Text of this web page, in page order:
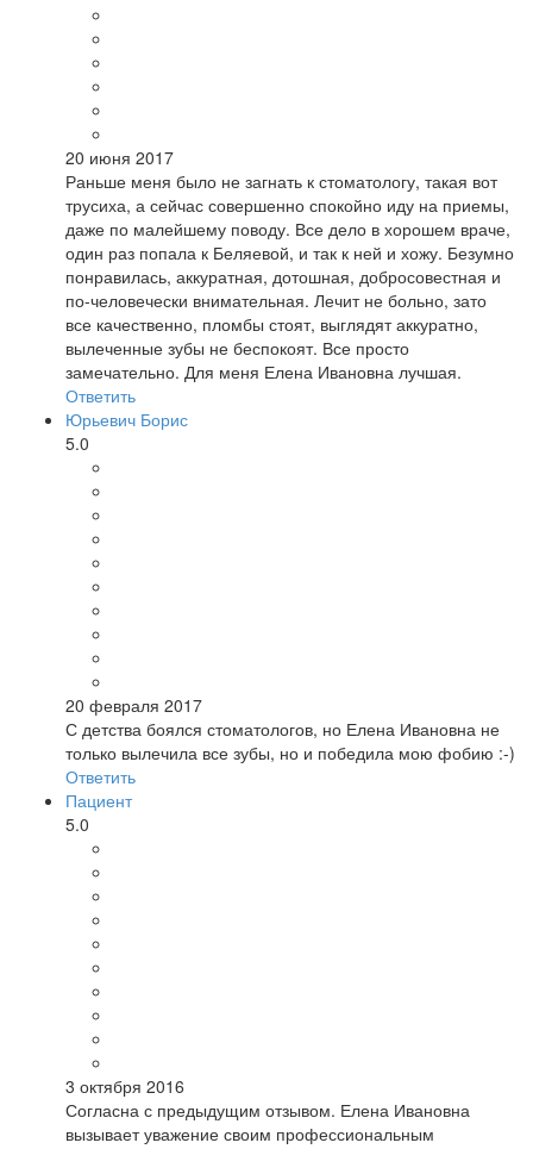
20 июня 2017
Раньше меня было не загнать к стоматологу, такая вот
трусиха, а сейчас совершенно спокойно иду на приемы,
даже по малейшему поводу. Все дело в хорошем враче,
один раз попала к Беляевой, и так к ней и хожу. Безумно
понравилась, аккуратная, дотошная, добросовестная и
по-человечески внимательная. Лечит не больно, зато
все качественно, пломбы стоят, выглядят аккуратно,
вылеченные зубы не беспокоят. Все просто
замечательно. Для меня Елена Ивановна лучшая.
Ответить
Юрьевич Борис
5.0
20 февраля 2017
С детства боялся стоматологов, но Елена Ивановна не
только вылечила все зубы, но и победила мою фобию :-)
Ответить
Пациент
5.0
3 октября 2016
Согласна с предыдущим отзывом. Елена Ивановна
вызывает уважение своим профессиональным